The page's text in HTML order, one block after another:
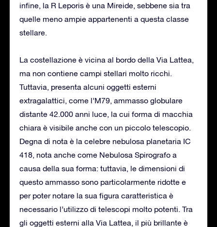
infine, la R Leporis è una Mireide, sebbene sia tra
quelle meno ampie appartenenti a questa classe
stellare.
La costellazione è vicina al bordo della Via Lattea,
ma non contiene campi stellari molto ricchi.
Tuttavia, presenta alcuni oggetti esterni
extragalattici, come l’M79, ammasso globulare
distante 42.000 anni luce, la cui forma di macchia
chiara è visibile anche con un piccolo telescopio.
Degna di nota è la celebre nebulosa planetaria IC
418, nota anche come Nebulosa Spirografo a
causa della sua forma: tuttavia, le dimensioni di
questo ammasso sono particolarmente ridotte e
per poter notare la sua figura caratteristica è
necessario l’utilizzo di telescopi molto potenti. Tra
gli oggetti esterni alla Via Lattea, il più brillante è